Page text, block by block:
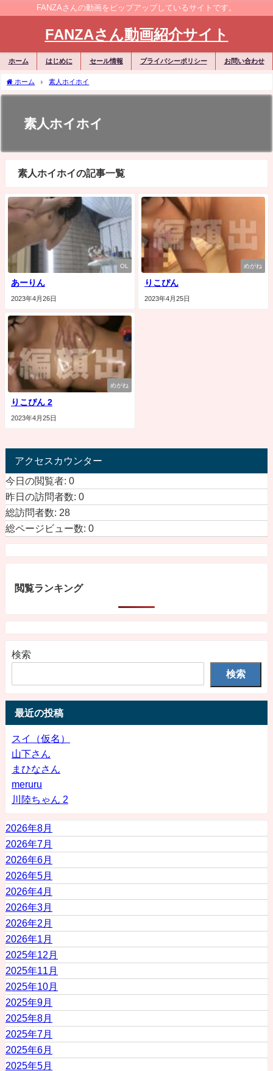
FANZAさんの動画をピップアップしているサイトです。
FANZAさん動画紹介サイト
ホーム はじめに セール情報 プライバシーポリシー お問い合わせ
ホーム 素人ホイホイ
素人ホイホイ
素人ホイホイの記事一覧
OL
あーりん
2023年4月26日
めがね
りこぴん
2023年4月25日
めがね
りこぴん 2
2023年4月25日
アクセスカウンター
今日の閲覧者: 0
昨日の訪問者数: 0
総訪問者数: 28
総ページビュー数: 0
閲覧ランキング
検索
検索
最近の投稿
スイ（仮名）
山下さん
まひなさん
meruru
川陸ちゃん 2
2026年8月
2026年7月
2026年6月
2026年5月
2026年4月
2026年3月
2026年2月
2026年1月
2025年12月
2025年11月
2025年10月
2025年9月
2025年8月
2025年7月
2025年6月
2025年5月